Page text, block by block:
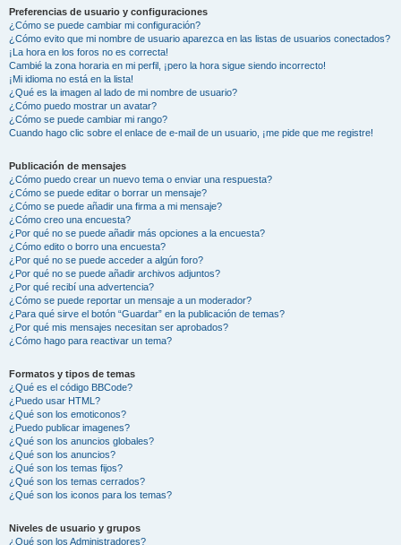
Preferencias de usuario y configuraciones
¿Cómo se puede cambiar mi configuración?
¿Cómo evito que mi nombre de usuario aparezca en las listas de usuarios conectados?
¡La hora en los foros no es correcta!
Cambié la zona horaria en mi perfil, ¡pero la hora sigue siendo incorrecto!
¡Mi idioma no está en la lista!
¿Qué es la imagen al lado de mi nombre de usuario?
¿Cómo puedo mostrar un avatar?
¿Cómo se puede cambiar mi rango?
Cuando hago clic sobre el enlace de e-mail de un usuario, ¡me pide que me registre!
Publicación de mensajes
¿Cómo puedo crear un nuevo tema o enviar una respuesta?
¿Cómo se puede editar o borrar un mensaje?
¿Cómo se puede añadir una firma a mi mensaje?
¿Cómo creo una encuesta?
¿Por qué no se puede añadir más opciones a la encuesta?
¿Cómo edito o borro una encuesta?
¿Por qué no se puede acceder a algún foro?
¿Por qué no se puede añadir archivos adjuntos?
¿Por qué recibí una advertencia?
¿Cómo se puede reportar un mensaje a un moderador?
¿Para qué sirve el botón “Guardar” en la publicación de temas?
¿Por qué mis mensajes necesitan ser aprobados?
¿Cómo hago para reactivar un tema?
Formatos y tipos de temas
¿Qué es el código BBCode?
¿Puedo usar HTML?
¿Qué son los emoticonos?
¿Puedo publicar imagenes?
¿Qué son los anuncios globales?
¿Qué son los anuncios?
¿Qué son los temas fijos?
¿Qué son los temas cerrados?
¿Qué son los iconos para los temas?
Niveles de usuario y grupos
¿Qué son los Administradores?